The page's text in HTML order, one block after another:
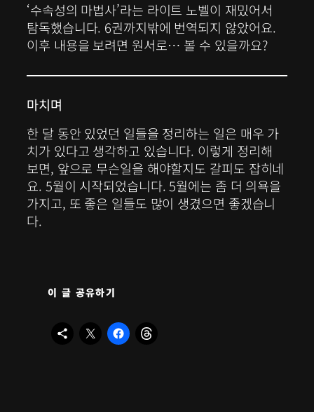
‘수속성의 마법사’라는 라이트 노벨이 재밌어서
탐독했습니다. 6권까지밖에 번역되지 않았어요.
이후 내용을 보려면 원서로… 볼 수 있을까요?
마치며
한 달 동안 있었던 일들을 정리하는 일은 매우 가
치가 있다고 생각하고 있습니다. 이렇게 정리해
보면, 앞으로 무슨일을 해야할지도 갈피도 잡히네
요. 5월이 시작되었습니다. 5월에는 좀 더 의욕을
가지고, 또 좋은 일들도 많이 생겼으면 좋겠습니
다.
이 글 공유하기